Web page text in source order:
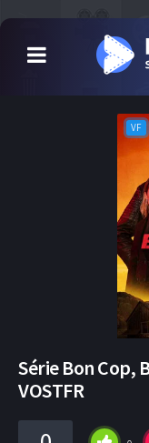
VF
Série Bon Cop,
VOSTFR